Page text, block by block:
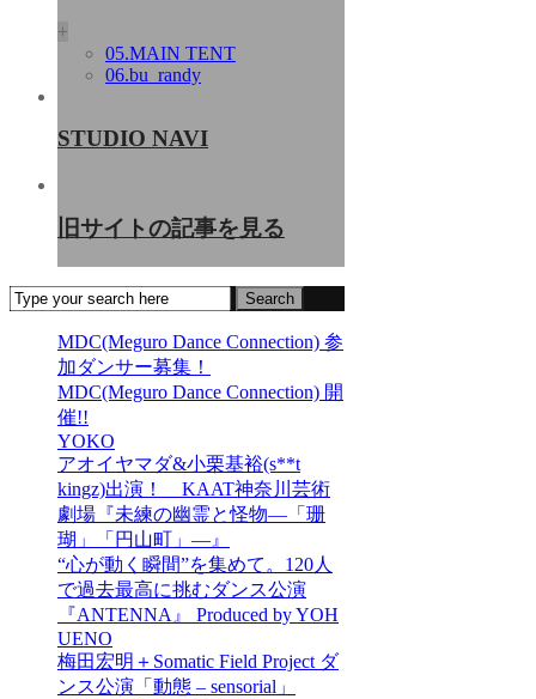
+
05.MAIN TENT
06.bu_randy
STUDIO NAVI
旧サイトの記事を見る
MDC(Meguro Dance Connection) 参
加ダンサー募集！
MDC(Meguro Dance Connection) 開
催!!
YOKO
アオイヤマダ&小栗基裕(s**t
kingz)出演！ KAAT神奈川芸術
劇場『未練の幽霊と怪物―「珊
瑚」「円山町」―』
“心が動く瞬間”を集めて。120人
で過去最高に挑むダンス公演
『ANTENNA』 Produced by YOH
UENO
梅田宏明＋Somatic Field Project ダ
ンス公演「動態 ‒ sensorial」